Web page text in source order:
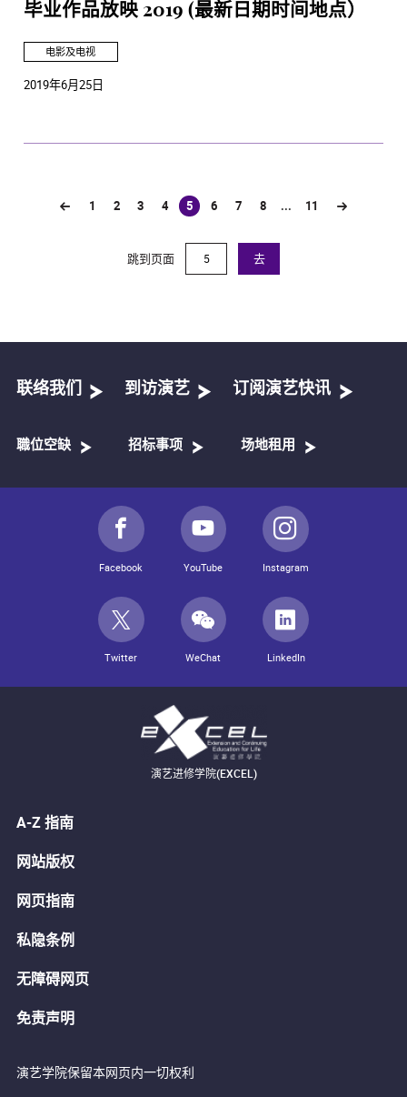
毕业作品放映 2019 (最新日期时间地点）
电影及电视
2019年6月25日
1 2 3 4 5
(current)
6 7 8 ... 11
跳到页面 去
联络我们 到访演艺 订阅演艺快讯
職位空缺 招标事项 场地租用
Facebook YouTube Instagram
Twitter WeChat LinkedIn
演艺进修学院(EXCEL)
A-Z 指南
网站版权
网页指南
私隐条例
无障碍网页
免责声明
演艺学院保留本网页内一切权利